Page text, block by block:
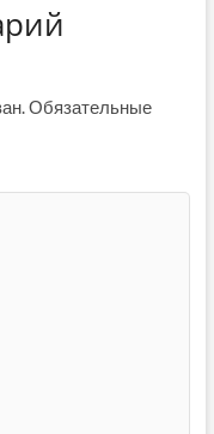
Обязательные